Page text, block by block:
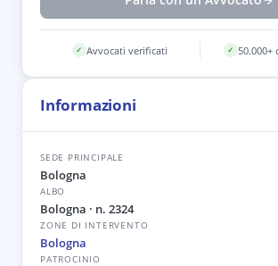
✓ Avvocati verificati ✓
Informazioni
SEDE PRINCIPALE
Bologna
ALBO
Bologna · n. 2324
ZONE DI INTERVENTO
Bologna
PATROCINIO